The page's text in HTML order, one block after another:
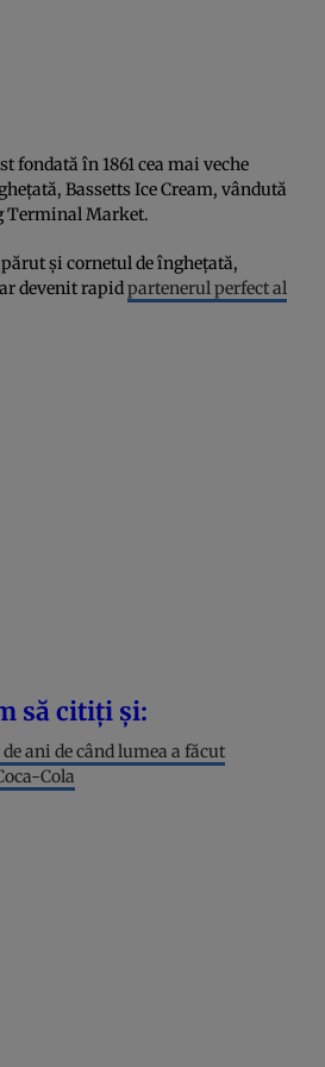
fondată în 1861 cea mai veche
Bassetts Ice Cream, vândută
Terminal Market.
și cornetul de înghețată,
devenit rapidpartenerul perfect al
să citiți și:
ani de când lumea a făcut
Cola